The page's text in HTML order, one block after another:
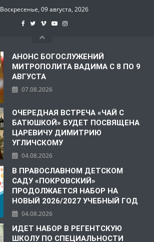
Воскресенье, 09 августа, 2026
АНОНС БОГОСЛУЖЕНИЙ
МИТРОПОЛИТА ВАДИМА С 8 ПО 9
АВГУСТА
07.08.2026
ОЧЕРЕДНАЯ ВСТРЕЧА «ЧАЙ С
БАТЮШКОЙ» БУДЕТ ПОСВЯЩЕНА
ЦАРЕВИЧУ ДИМИТРИЮ
УГЛИЧСКОМУ
04.08.2026
В ПРАВОСЛАВНОМ ДЕТСКОМ
САДУ «ПОКРОВСКИЙ»
ПРОДОЛЖАЕТСЯ НАБОР НА
НОВЫЙ 2026/2027 УЧЕБНЫЙ ГОД
04.08.2026
ИДЕТ НАБОР В РЕГЕНТСКУЮ
ШКОЛУ ПО СПЕЦИАЛЬНОСТИ